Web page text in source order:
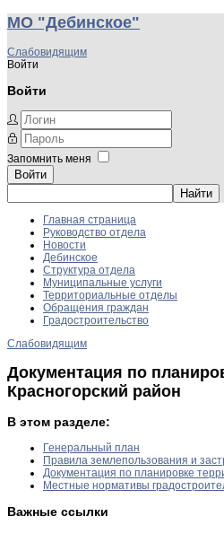
МО "Дебинское"
Слабовидящим
Войти
Войти
Запомнить меня
Войти
Главная страница
Руководство отдела
Новости
Дебинское
Структура отдела
Муниципальные услуги
Территориальные отделы
Обращения граждан
Градостроительство
Слабовидящим
Документация по
Красногорский район
В этом разделе:
Генеральный план
Правила землепользования и
Документация по планировке
Местные нормативы
Важные ссылки